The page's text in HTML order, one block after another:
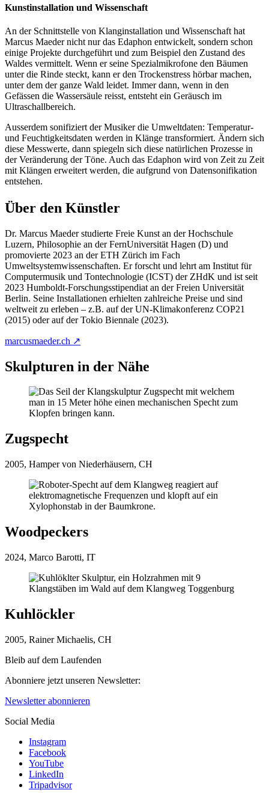
Kunstinstallation und Wissenschaft
An der Schnittstelle von Klanginstallation und Wissenschaft hat
Marcus Maeder nicht nur das Edaphon entwickelt, sondern schon
einige Projekte durchgeführt und zum Beispiel den Zustand des
Waldes vermittelt. Wenn er seine Spezialmikrofone den Bäumen
unter die Rinde steckt, kann er den Trockenstress hörbar machen,
unter dem der ganze Wald leidet. Immer dann, wenn in den
Gefässen die Wassersäule reisst, entsteht ein Geräusch im
Ultraschallbereich.
Ausserdem sonifiziert der Musiker die Umweltdaten: Temperatur-
und Feuchtigkeitsdaten werden in Klänge transformiert. Ändern sich
diese Messwerte, dann spiegeln sich diese natürlichen Prozesse in
der Veränderung der Töne. Auch das Edaphon wird von Zeit zu Zeit
mit Klängen erweitert werden, die aufgrund von Datensonifikation
entstehen.
Über den Künstler
Dr. Marcus Maeder studierte Freie Kunst an der Hochschule
Luzern, Philosophie an der FernUniversität Hagen (D) und
promovierte 2023 an der ETH Zürich im Fach
Umweltsystemwissenschaften. Er forscht und lehrt am Institut für
Computermusik und Tontechnologie (ICST) der ZHdK und ist seit
2023 Humboldt-Forschungsstipendiat an der Freien Universität
Berlin. Seine Installationen erhielten zahlreiche Preise und sind
weltweit zu erleben – z.B. auf der UN-Klimakonferenz COP21
(2015) oder auf der Tokio Biennale (2023).
marcusmaeder.ch ↗
Skulpturen in der Nähe
Zugspecht
2005, Hamper von Niederhäusern, CH
Woodpeckers
2024, Marco Barotti, IT
Kuhlöckler
2005, Rainer Michaelis, CH
Bleib auf dem Laufenden
Abonniere jetzt unseren Newsletter:
Newsletter abonnieren
Social Media
Instagram
Facebook
YouTube
LinkedIn
Tripadvisor